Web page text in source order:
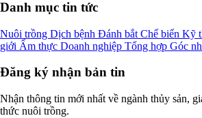
Danh mục tin tức
Nuôi trồng Dịch bệnh Đánh bắt Chế biến Kỹ
giới Ẩm thực Doanh nghiệp Tổng hợp Góc
Đăng ký nhận bản tin
Nhận thông tin mới nhất về ngành thủy sản,
thức nuôi trồng.